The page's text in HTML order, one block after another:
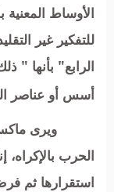
الأوساط المعنية
للتفكير غير
الرابع" بأنها "
أسس أو عناصر
ويرى
الحرب بالإكراه،
استقرارها ثم